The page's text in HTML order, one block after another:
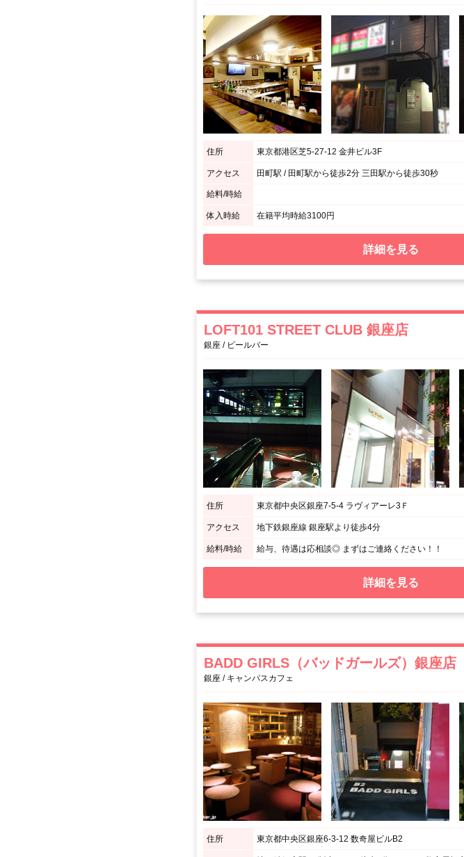
住所 東京都港区芝5-27-12 金井ビル3F
アクセス 田町駅 / 田町駅から徒歩2分 三田駅から徒歩30秒
給料/時給
体入時給 在籍平均時給3100円
詳細を見る
LOFT101 STREET CLUB 銀座店
銀座 / ビールバー
住所 東京都中央区銀座7-5-4 ラヴィアーレ3Ｆ
アクセス 地下鉄銀座線 銀座駅より徒歩4分
給料/時給 給与、待遇は応相談◎ まずはご連絡ください！！
詳細を見る
BADD GIRLS（バッドガールズ）銀座店
銀座 / キャンパスカフェ
住所 東京都中央区銀座6-3-12 数奇屋ビルB2